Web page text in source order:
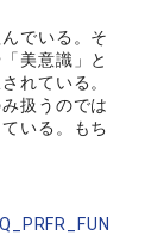
でいる。そ
美意識」と
れている。
扱うのでは
いる。もち